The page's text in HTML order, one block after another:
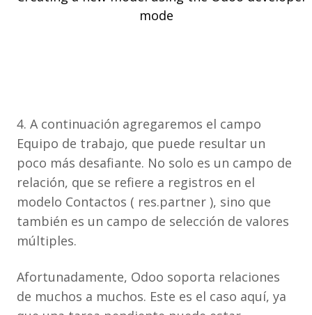
4. A continuación agregaremos el campo
Equipo de trabajo, que puede resultar un
poco más desafiante. No solo es un campo de
relación, que se refiere a registros en el
modelo Contactos ( res.partner ), sino que
también es un campo de selección de valores
múltiples.
Afortunadamente, Odoo soporta relaciones
de muchos a muchos. Este es el caso aquí, ya